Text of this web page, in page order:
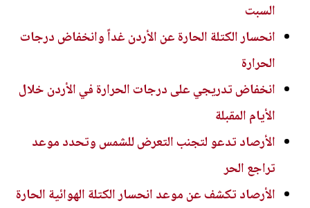
السبت
انحسار الكتلة الحارة عن الأردن غداً وانخفاض درجات
الحرارة
انخفاض تدريجي على درجات الحرارة في الأردن خلال
الأيام المقبلة
الأرصاد تدعو لتجنب التعرض للشمس وتحدد موعد
تراجع الحر
الأرصاد تكشف عن موعد انحسار الكتلة الهوائية الحارة